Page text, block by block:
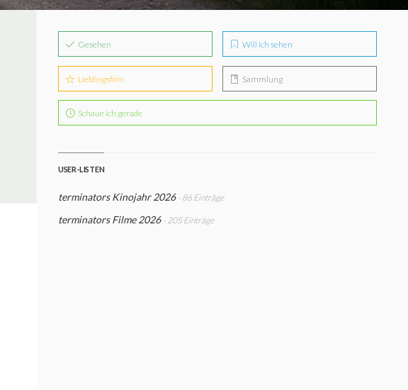
Gesehen Will ich sehen
Lieblingsfilm Sammlung
Schaue ich gerade
USER-LISTEN
terminators Kinojahr 2026 - 86 Einträge
terminators Filme 2026 - 205 Einträge